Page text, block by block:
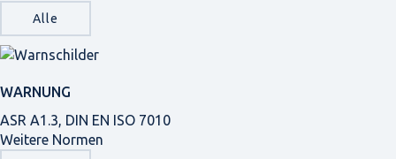
Alle
WARNUNG
ASR A1.3, DIN EN ISO 7010
Weitere Normen